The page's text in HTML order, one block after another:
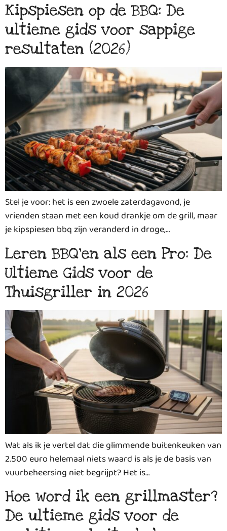
Kipspiesen op de BBQ: De
ultieme gids voor sappige
resultaten (2026)
Stel je voor: het is een zwoele zaterdagavond, je
vrienden staan met een koud drankje om de grill, maar
je kipspiesen bbq zijn veranderd in droge,…
Leren BBQ’en als een Pro: De
Ultieme Gids voor de
Thuisgriller in 2026
Wat als ik je vertel dat die glimmende buitenkeuken van
2.500 euro helemaal niets waard is als je de basis van
vuurbeheersing niet begrijpt? Het is…
Hoe word ik een grillmaster?
De ultieme gids voor de